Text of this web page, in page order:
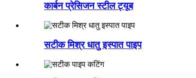
कार्बन प्रेसिजन स्टील ट्यूब
सटीक मिश्र धातु इस्पात पाइप